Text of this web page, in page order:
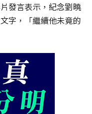
發言表示，紀念劉曉
字，「繼續他未竟的